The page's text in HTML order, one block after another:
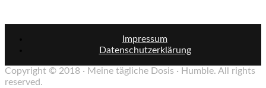
Impressum
Datenschutzerklärung
Copyright © 2018 · Meine tägliche Dosis · Humble. All rights
reserved.